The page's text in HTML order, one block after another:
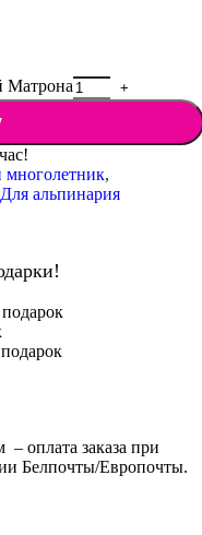
Матрона
многолетник,
Для альпинария
оплата заказа при
Белпочты/Европочты.